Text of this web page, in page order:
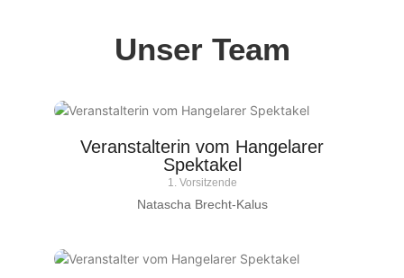
Unser Team
Veranstalterin vom Hangelarer
Spektakel
1. Vorsitzende
Natascha Brecht-Kalus